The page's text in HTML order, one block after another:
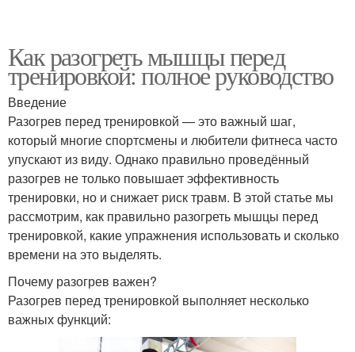
Как разогреть мышцы перед
тренировкой: полное руководство
Введение
Разогрев перед тренировкой — это важный шаг,
который многие спортсмены и любители фитнеса часто
упускают из виду. Однако правильно проведённый
разогрев не только повышает эффективность
тренировки, но и снижает риск травм. В этой статье мы
рассмотрим, как правильно разогреть мышцы перед
тренировкой, какие упражнения использовать и сколько
времени на это выделять.
Почему разогрев важен?
Разогрев перед тренировкой выполняет несколько
важных функций: